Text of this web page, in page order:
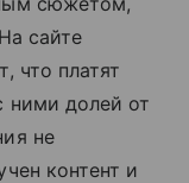
сайте
что платят
ними долей от
не
контент и